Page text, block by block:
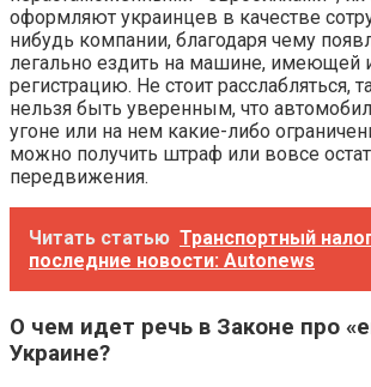
оформляют украинцев в качестве
нибудь компании, благодаря чему
легально ездить на машине, имеющей
регистрацию. Не стоит расслабляться,
нельзя быть уверенным, что
угоне или на нем какие-либо
можно получить штраф или вовсе
передвижения.
Читать статью Транспортный
последние новости: Autonews
О чем идет речь в Законе про
Украине?